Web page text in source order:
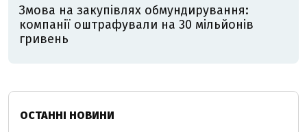
Змова на закупівлях обмундирування:
компанії оштрафували на 30 мільйонів
гривень
ОСТАННІ НОВИНИ